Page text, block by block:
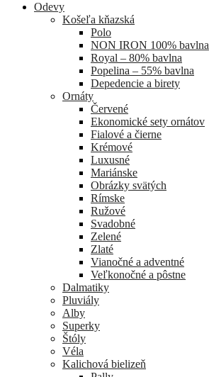
Odevy
Košeľa kňazská
Polo
NON IRON 100% bavlna
Royal – 80% bavlna
Popelina – 55% bavlna
Depedencie a birety
Ornáty
Červené
Ekonomické sety ornátov
Fialové a čierne
Krémové
Luxusné
Mariánske
Obrázky svätých
Rímske
Ružové
Svadobné
Zelené
Zlaté
Vianočné a adventné
Veľkonočné a pôstne
Dalmatiky
Pluviály
Alby
Superky
Štóly
Véla
Kalichová bielizeň